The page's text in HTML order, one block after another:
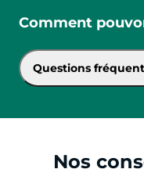
Comment
Questions
Nos